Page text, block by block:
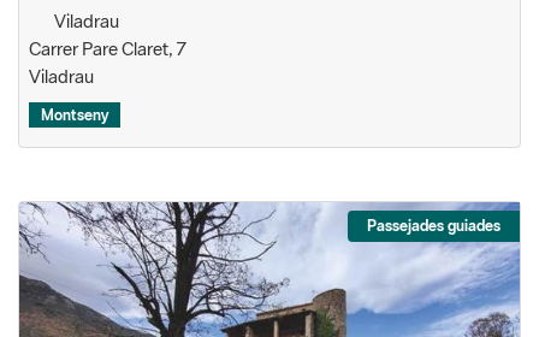
Viladrau
Carrer Pare Claret, 7
Viladrau
Montseny
Passejades guiades